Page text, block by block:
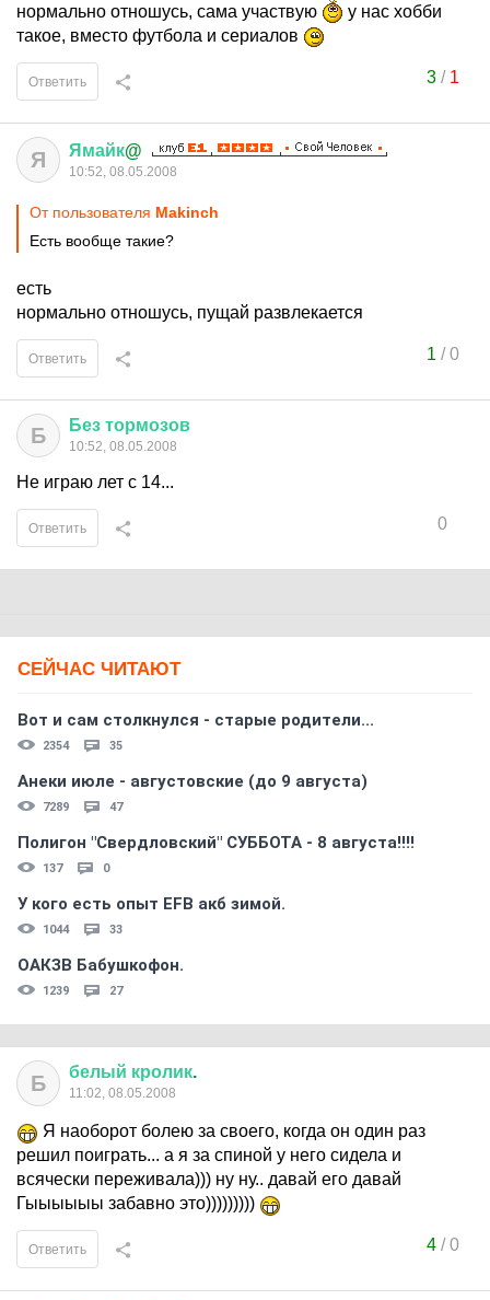
нормально отношусь, сама участвую
у нас хобби
такое, вместо футбола и сериалов
3/ 1
Ответить
Я Ямайк@
10:52, 08.05.2008
От пользователя Makinch
Есть вообще такие?
есть
нормально отношусь, пущай развлекается
1 /0
Ответить
Б Без тормозов
10:52, 08.05.2008
Не играю лет с 14...
0
Ответить
СЕЙЧАС ЧИТАЮТ
Вот и сам столкнулся - старые родители...
2354 35
Анеки июле - августовские (до 9 августа)
7289 47
Полигон "Свердловский" СУББОТА - 8 августа!!!!
137 0
У кого есть опыт EFB акб зимой.
1044 33
ОАКЗВ Бабушкофон.
1239 27
Б белый кролик.
11:02, 08.05.2008
Я наоборот болею за своего, когда он один раз
решил поиграть... а я за спиной у него сидела и
всячески переживала))) ну ну.. давай его давай
Гыыыыыы забавно это)))))))))
4/0
Ответить